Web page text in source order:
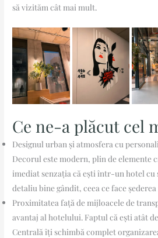
să vizităm cât mai mult.
Ce ne-a plăcut cel
Designul urban şi atmosfera cu
Decorul este modern, plin de elemente
imediat senzația că ești într-un hotel cu
detaliu bine gândit, ceea ce face
Proximitatea față de mijloacele de
avantaj al hotelului. Faptul că ești atât
Centrală îți schimbă complet